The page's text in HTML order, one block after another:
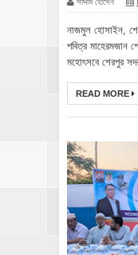
নাজমুল হোসাইন,
পবিত্র মাহেরমজান
মহোৎসবে শেরপুর
READ MORE